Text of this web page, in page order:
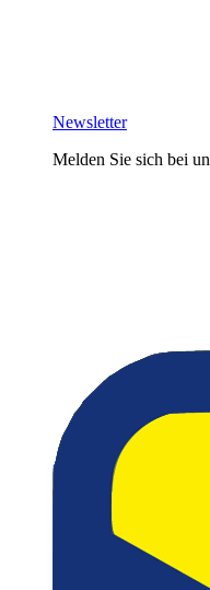
Newsletter
Melden Sie sich bei